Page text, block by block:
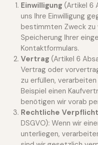
Einwilligung (Artikel 6
uns Ihre Einwilligung
bestimmten Zweck zu
Speicherung Ihrer
Kontaktformulars.
Vertrag (Artikel 6
Vertrag oder
zu erfüllen,
Beispiel einen
benötigen wir vorab
Rechtliche
DSGVO): Wenn wir
unterliegen,